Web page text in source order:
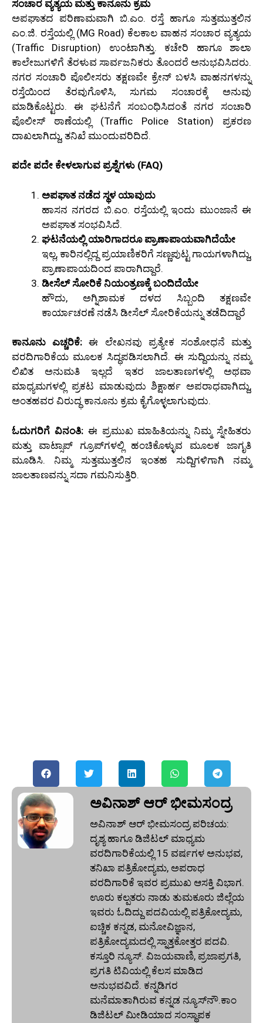
ಸಂಚಾರ ವ್ಯತ್ಯಯ ಮತ್ತು ಕಾನೂನು ಕ್ರಮ
ಅಪಘಾತದ ಪರಿಣಾಮವಾಗಿ ಬಿ.ಎಂ. ರಸ್ತೆ ಹಾಗೂ ಸುತ್ತಮುತ್ತಲಿನ
ಎಂ.ಜಿ. ರಸ್ತೆಯಲ್ಲಿ (MG Road) ಕೆಲಕಾಲ ವಾಹನ ಸಂಚಾರ ವ್ಯತ್ಯಯ
(Traffic Disruption) ಉಂಟಾಗಿತ್ತು. ಕಚೇರಿ ಹಾಗೂ ಶಾಲಾ
ಕಾಲೇಜುಗಳಿಗೆ ತೆರಳುವ ಸಾರ್ವಜನಿಕರು ತೊಂದರೆ ಅನುಭವಿಸಿದರು.
ನಗರ ಸಂಚಾರಿ ಪೊಲೀಸರು ತಕ್ಷಣವೇ ಕ್ರೇನ್ ಬಳಸಿ ವಾಹನಗಳನ್ನು
ರಸ್ತೆಯಿಂದ ತೆರವುಗೊಳಿಸಿ, ಸುಗಮ ಸಂಚಾರಕ್ಕೆ ಅನುವು
ಮಾಡಿಕೊಟ್ಟರು. ಈ ಘಟನೆಗೆ ಸಂಬಂಧಿಸಿದಂತೆ ನಗರ ಸಂಚಾರಿ
ಪೊಲೀಸ್ ಠಾಣೆಯಲ್ಲಿ (Traffic Police Station) ಪ್ರಕರಣ
ದಾಖಲಾಗಿದ್ದು, ತನಿಖೆ ಮುಂದುವರಿದಿದೆ.
ಪದೇ ಪದೇ ಕೇಳಲಾಗುವ ಪ್ರಶ್ನೆಗಳು (FAQ)
ಅಪಘಾತ ನಡೆದ ಸ್ಥಳ ಯಾವುದು
ಹಾಸನ ನಗರದ ಬಿ.ಎಂ. ರಸ್ತೆಯಲ್ಲಿ ಇಂದು ಮುಂಜಾನೆ ಈ
ಅಪಘಾತ ಸಂಭವಿಸಿದೆ.
ಘಟನೆಯಲ್ಲಿ ಯಾರಿಗಾದರೂ ಪ್ರಾಣಾಪಾಯವಾಗಿದೆಯೇ
ಇಲ್ಲ, ಕಾರಿನಲ್ಲಿದ್ದ ಪ್ರಯಾಣಿಕರಿಗೆ ಸಣ್ಣಪುಟ್ಟ ಗಾಯಗಳಾಗಿದ್ದು,
ಪ್ರಾಣಾಪಾಯದಿಂದ ಪಾರಾಗಿದ್ದಾರೆ.
ಡೀಸೆಲ್ ಸೋರಿಕೆ ನಿಯಂತ್ರಣಕ್ಕೆ ಬಂದಿದೆಯೇ
ಹೌದು, ಅಗ್ನಿಶಾಮಕ ದಳದ ಸಿಬ್ಬಂದಿ ತಕ್ಷಣವೇ
ಕಾರ್ಯಾಚರಣೆ ನಡೆಸಿ ಡೀಸೆಲ್ ಸೋರಿಕೆಯನ್ನು ತಡೆದಿದ್ದಾರೆ
ಕಾನೂನು ಎಚ್ಚರಿಕೆ: ಈ ಲೇಖನವು ಪ್ರತ್ಯೇಕ ಸಂಶೋಧನೆ ಮತ್ತು
ವರದಿಗಾರಿಕೆಯ ಮೂಲಕ ಸಿದ್ಧಪಡಿಸಲಾಗಿದೆ. ಈ ಸುದ್ದಿಯನ್ನು ನಮ್ಮ
ಲಿಖಿತ ಅನುಮತಿ ಇಲ್ಲದೆ ಇತರ ಜಾಲತಾಣಗಳಲ್ಲಿ ಅಥವಾ
ಮಾಧ್ಯಮಗಳಲ್ಲಿ ಪ್ರಕಟ ಮಾಡುವುದು ಶಿಕ್ಷಾರ್ಹ ಅಪರಾಧವಾಗಿದ್ದು,
ಅಂತಹವರ ವಿರುದ್ಧ ಕಾನೂನು ಕ್ರಮ ಕೈಗೊಳ್ಳಲಾಗುವುದು.
ಓದುಗರಿಗೆ ವಿನಂತಿ:ಈ ಪ್ರಮುಖ ಮಾಹಿತಿಯನ್ನು ನಿಮ್ಮ ಸ್ನೇಹಿತರು
ಮತ್ತು ವಾಟ್ಸಾಪ್ ಗ್ರೂಪ್‌ಗಳಲ್ಲಿ ಹಂಚಿಕೊಳ್ಳುವ ಮೂಲಕ ಜಾಗೃತಿ
ಮೂಡಿಸಿ. ನಿಮ್ಮ ಸುತ್ತಮುತ್ತಲಿನ ಇಂತಹ ಸುದ್ದಿಗಳಿಗಾಗಿ ನಮ್ಮ
ಜಾಲತಾಣವನ್ನು ಸದಾ ಗಮನಿಸುತ್ತಿರಿ.
ಅವಿನಾಶ್‌ ಆರ್‌ ಭೀಮಸಂದ್ರ
ಅವಿನಾಶ್‌ ಆರ್‌ ಭೀಮಸಂದ್ರ ಪರಿಚಯ:
ದೃಶ್ಯ ಹಾಗೂ ಡಿಜಿಟಲ್ ಮಾಧ್ಯಮ
ವರದಿಗಾರಿಕೆಯಲ್ಲಿ 15 ವರ್ಷಗಳ ಅನುಭವ,
ತನಿಖಾ ಪತ್ರಿಕೋದ್ಯಮ, ಅಪರಾಧ
ವರದಿಗಾರಿಕೆ ಇವರ ಪ್ರಮುಖ ಆಸಕ್ತಿ ವಿಭಾಗ.
ಊರು ಕಲ್ಪತರು ನಾಡು ತುಮಕೂರು ಜಿಲ್ಲೆಯ
ಇವರು ಓದಿದ್ದು ಪದವಿಯಲ್ಲಿ ಪತ್ರಿಕೋದ್ಯಮ,
ಐಚ್ಚಿಕ ಕನ್ನಡ, ಮನೋವಿಜ್ಞಾನ,
ಪತ್ರಿಕೋದ್ಯಮದಲ್ಲಿ ಸ್ನಾತ್ತಕೋತ್ತರ ಪದವಿ.
ಕಸ್ತೂರಿ ನ್ಯೂಸ್‌. ವಿಜಯವಾಣಿ, ಪ್ರಜಾಪ್ರಗತಿ,
ಪ್ರಗತಿ ಟಿವಿಯಲ್ಲಿ ಕೆಲಸ ಮಾಡಿದ
ಅನುಭವವಿದೆ. ಕನ್ನಡಿಗರ
ಮನೆಮಾತಾಗಿರುವ ಕನ್ನಡ ನ್ಯೂಸ್‌ನೌ.ಕಾಂ
ಡಿಜಿಟಲ್‌ ಮೀಡಿಯಾದ ಸಂಸ್ಥಾಪಕ